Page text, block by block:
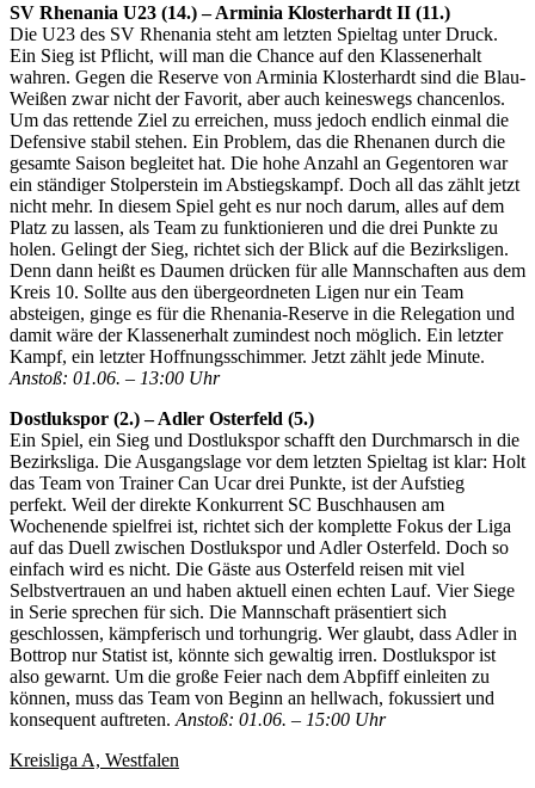
SV Rhenania U23 (14.) – Arminia Klosterhardt II (11.)
Die U23 des SV Rhenania steht am letzten Spieltag unter Druck.
Ein Sieg ist Pflicht, will man die Chance auf den Klassenerhalt
wahren. Gegen die Reserve von Arminia Klosterhardt sind die Blau-
Weißen zwar nicht der Favorit, aber auch keineswegs chancenlos.
Um das rettende Ziel zu erreichen, muss jedoch endlich einmal die
Defensive stabil stehen. Ein Problem, das die Rhenanen durch die
gesamte Saison begleitet hat. Die hohe Anzahl an Gegentoren war
ein ständiger Stolperstein im Abstiegskampf. Doch all das zählt jetzt
nicht mehr. In diesem Spiel geht es nur noch darum, alles auf dem
Platz zu lassen, als Team zu funktionieren und die drei Punkte zu
holen. Gelingt der Sieg, richtet sich der Blick auf die Bezirksligen.
Denn dann heißt es Daumen drücken für alle Mannschaften aus dem
Kreis 10. Sollte aus den übergeordneten Ligen nur ein Team
absteigen, ginge es für die Rhenania-Reserve in die Relegation und
damit wäre der Klassenerhalt zumindest noch möglich. Ein letzter
Kampf, ein letzter Hoffnungsschimmer. Jetzt zählt jede Minute.
Anstoß: 01.06. – 13:00 Uhr
Dostlukspor (2.) – Adler Osterfeld (5.)
Ein Spiel, ein Sieg und Dostlukspor schafft den Durchmarsch in die
Bezirksliga. Die Ausgangslage vor dem letzten Spieltag ist klar: Holt
das Team von Trainer Can Ucar drei Punkte, ist der Aufstieg
perfekt. Weil der direkte Konkurrent SC Buschhausen am
Wochenende spielfrei ist, richtet sich der komplette Fokus der Liga
auf das Duell zwischen Dostlukspor und Adler Osterfeld. Doch so
einfach wird es nicht. Die Gäste aus Osterfeld reisen mit viel
Selbstvertrauen an und haben aktuell einen echten Lauf. Vier Siege
in Serie sprechen für sich. Die Mannschaft präsentiert sich
geschlossen, kämpferisch und torhungrig. Wer glaubt, dass Adler in
Bottrop nur Statist ist, könnte sich gewaltig irren. Dostlukspor ist
also gewarnt. Um die große Feier nach dem Abpfiff einleiten zu
können, muss das Team von Beginn an hellwach, fokussiert und
konsequent auftreten. Anstoß: 01.06. – 15:00 Uhr
Kreisliga A, Westfalen